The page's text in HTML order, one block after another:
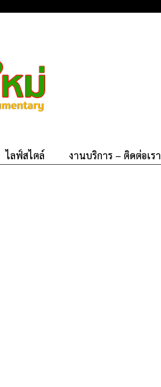
ไลฟ์สไตล์ งานบริการ – ติดต่อเรา